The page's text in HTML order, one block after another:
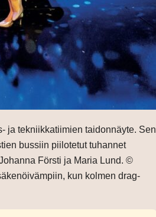
ja tekniikkatiimien taidonnäyte. Sen
bussiin piilotetut tuhannet
Försti ja Maria Lund. ©
kun kolmen drag-